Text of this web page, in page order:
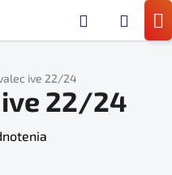
ive 22/24
22/24